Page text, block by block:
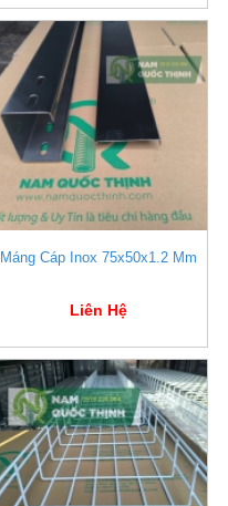
Máng Cáp Inox 75x50x1.2 Mm
Liên Hệ